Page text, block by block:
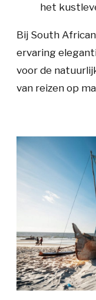
het
Bij South
ervaring
voor de
van reizen op